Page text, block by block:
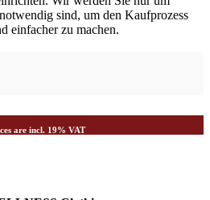
sind, um den Kaufprozess
einfacher zu machen.
are incl. 19% VAT